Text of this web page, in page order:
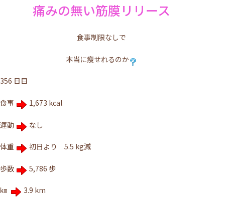
痛みの無い筋膜リリース
食事制限なしで
本当に痩せれるのか
356 日目
食事 1,673 kcal
運動 なし
体重 初日より 5.5 kg減
歩数 5,786 歩
㎞ 3.9 km